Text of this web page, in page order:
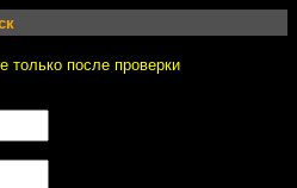
только после проверки